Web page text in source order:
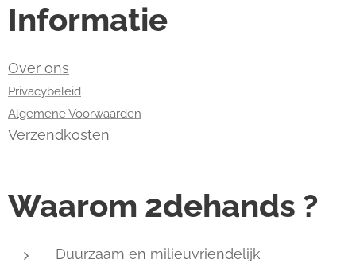
Informatie
Over ons
Privacybeleid
Algemene Voorwaarden
Verzendkosten
Waarom 2dehands ?
Duurzaam en milieuvriendelijk